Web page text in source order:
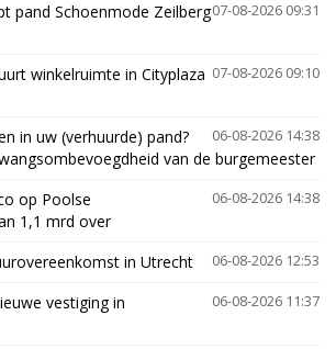
07-08-2026 09:31
pand Schoenmode Zeilberg
07-08-2026 09:10
winkelruimte in Cityplaza
06-08-2026 14:38
in uw (verhuurde) pand?
van de burgemeester
06-08-2026 14:38
op Poolse
1,1 mrd over
06-08-2026 12:53
in Utrecht
06-08-2026 11:37
vestiging in